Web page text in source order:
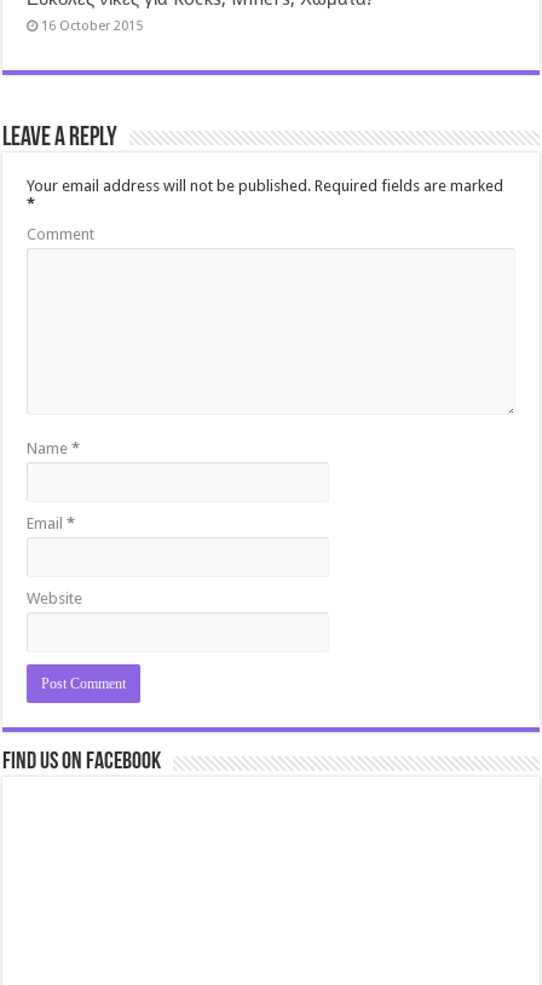
16 October 2015
Leave a Reply
Your email address will not be published. Required fields are marked
*
Comment
Name*
Email*
Website
Find us on Facebook